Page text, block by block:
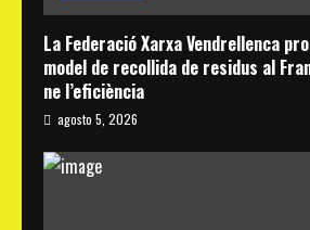
La Federació Xarxa Vendrellenca
model de recollida de residus al
ne l’eficiència
agosto 5, 2026